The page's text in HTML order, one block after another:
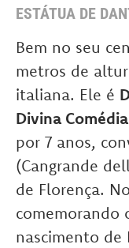
ESTÁTUA DE
Bem no seu
metros de
italiana. Ele é
Divina Comédia
por 7 anos,
(Cangrande
de Florença.
comemorando
nascimento de